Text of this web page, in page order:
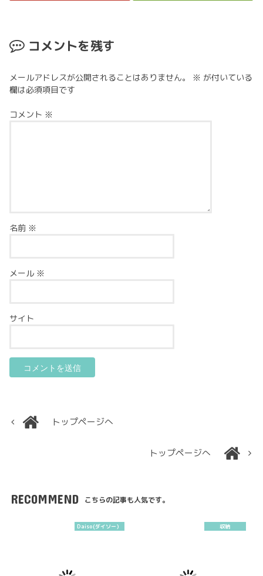
コメントを残す
メールアドレスが公開されることはありません。 ※ が付いている
欄は必須項目です
コメント ※
名前 ※
メール ※
サイト
トップページへ
トップページへ
RECOMMEND こちらの記事も人気です。
Daiso(ダイソー） 収納